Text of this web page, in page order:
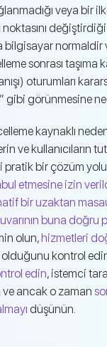
veya bir
bilgisayar normaldir
sonrası taşıma
oturumları
gibi görünmesine
kaynaklı
ve kullanıcıların
pratik bir çözüm
etmesine izin
bir uzaktan
buna doğru
olun,hizmetleri
olduğunu kontrol
edin, istemci
ve ancak o zaman
düşünün.